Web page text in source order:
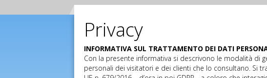
Privacy
INFORMATIVA SUL TRATTAMENTO DEI DATI
Con la presente informativa si descrivono le modalità
personali dei visitatori e dei clienti che lo consultano. Si